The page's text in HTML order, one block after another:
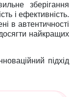
зберігання
і ефективність.
в автентичності
найкращих
підхід